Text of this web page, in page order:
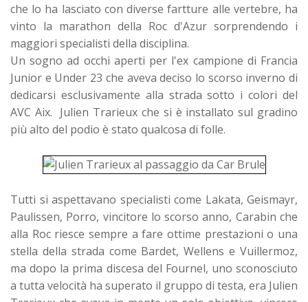
che lo ha lasciato con diverse fartture alle vertebre, ha
vinto la marathon della Roc d'Azur sorprendendo i
maggiori specialisti della disciplina.
Un sogno ad occhi aperti per l'ex campione di Francia
Junior e Under 23 che aveva deciso lo scorso inverno di
dedicarsi esclusivamente alla strada sotto i colori del
AVC Aix. Julien Trarieux che si è installato sul gradino
più alto del podio è stato qualcosa di folle.
Tutti si aspettavano specialisti come Lakata, Geismayr,
Paulissen, Porro, vincitore lo scorso anno, Carabin che
alla Roc riesce sempre a fare ottime prestazioni o una
stella della strada come Bardet, Wellens e Vuillermoz,
ma dopo la prima discesa del Fournel, uno sconosciuto
a tutta velocità ha superato il gruppo di testa, era Julien